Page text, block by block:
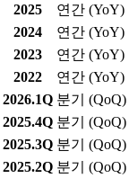
2025
연간 (YoY)
2024
연간 (YoY)
2023
연간 (YoY)
2022
연간 (YoY)
2026.1Q 분기 (QoQ)
2025.4Q 분기 (QoQ)
2025.3Q 분기 (QoQ)
2025.2Q 분기 (QoQ)